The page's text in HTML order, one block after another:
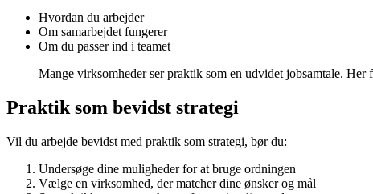
Hvordan du arbejder
Om samarbejdet fungerer
Om du passer ind i teamet
Mange virksomheder ser praktik som en udvidet jobsamtale.
Praktik som bevidst strategi
Vil du arbejde bevidst med praktik som strategi, bør du:
Undersøge dine muligheder for at bruge ordningen
Vælge en virksomhed, der matcher dine ønsker og mål